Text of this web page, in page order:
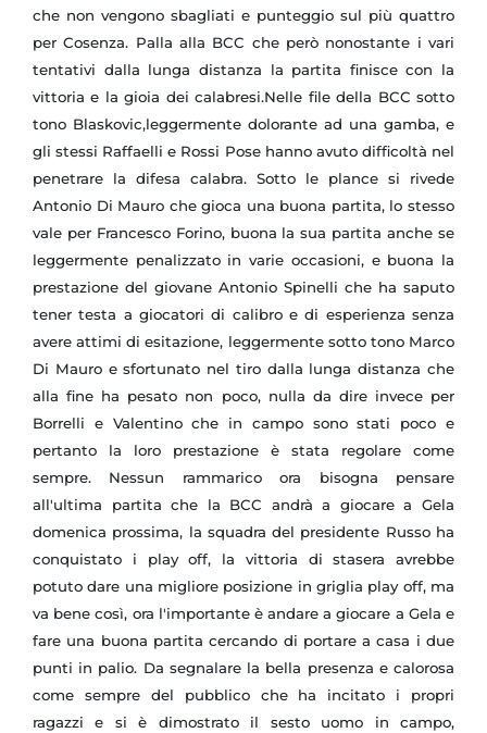
che non vengono sbagliati e punteggio sul più quattro
per Cosenza. Palla alla BCC che però nonostante i vari
tentativi dalla lunga distanza la partita finisce con la
vittoria e la gioia dei calabresi.Nelle file della BCC sotto
tono Blaskovic,leggermente dolorante ad una gamba, e
gli stessi Raffaelli e Rossi Pose hanno avuto difficoltà nel
penetrare la difesa calabra. Sotto le plance si rivede
Antonio Di Mauro che gioca una buona partita, lo stesso
vale per Francesco Forino, buona la sua partita anche se
leggermente penalizzato in varie occasioni, e buona la
prestazione del giovane Antonio Spinelli che ha saputo
tener testa a giocatori di calibro e di esperienza senza
avere attimi di esitazione, leggermente sotto tono Marco
Di Mauro e sfortunato nel tiro dalla lunga distanza che
alla fine ha pesato non poco, nulla da dire invece per
Borrelli e Valentino che in campo sono stati poco e
pertanto la loro prestazione è stata regolare come
sempre. Nessun rammarico ora bisogna pensare
all'ultima partita che la BCC andrà a giocare a Gela
domenica prossima, la squadra del presidente Russo ha
conquistato i play off, la vittoria di stasera avrebbe
potuto dare una migliore posizione in griglia play off, ma
va bene così, ora l'importante è andare a giocare a Gela e
fare una buona partita cercando di portare a casa i due
punti in palio. Da segnalare la bella presenza e calorosa
come sempre del pubblico che ha incitato i propri
ragazzi e si è dimostrato il sesto uomo in campo,